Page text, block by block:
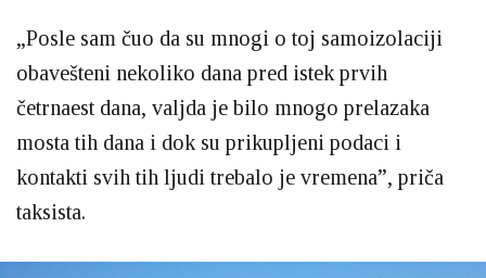
„Posle sam čuo da su mnogi o toj samoizolaciji
obavešteni nekoliko dana pred istek prvih
četrnaest dana, valjda je bilo mnogo prelazaka
mosta tih dana i dok su prikupljeni podaci i
kontakti svih tih ljudi trebalo je vremena”, priča
taksista.